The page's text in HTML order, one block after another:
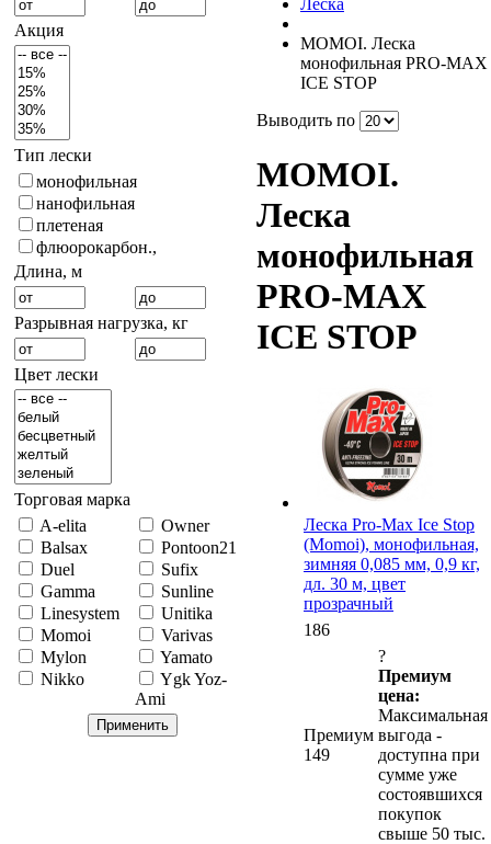
Акция
Тип лески
монофильная
нанофильная
плетеная
флюорокарбон.,
Длина, м
Разрывная нагрузка, кг
Цвет лески
Торговая марка
A-elita
Balsax
Duel
Gamma
Linesystem
Momoi
Mylon
Nikko
Owner
Pontoon21
Sufix
Sunline
Unitika
Varivas
Yamato
Ygk Yoz-
Ami
MOMOI. Леска
монофильная PRO-MAX
ICE STOP
Выводить по
MOMOI.
Леска
монофильная
PRO-MAX
ICE STOP
Леска Pro-Max Ice Stop
(Momoi), монофильная,
зимняя 0,085 мм, 0,9 кг,
дл. 30 м, цвет
прозрачный
186
Премиум
149
?
Премиум
цена:
Максимальная
выгода -
доступна при
сумме уже
состоявшихся
покупок
свыше 50 тыс.